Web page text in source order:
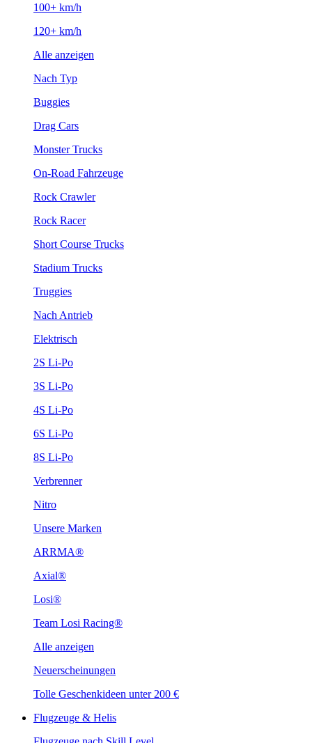
100+ km/h
120+ km/h
Alle anzeigen
Nach Typ
Buggies
Drag Cars
Monster Trucks
On-Road Fahrzeuge
Rock Crawler
Rock Racer
Short Course Trucks
Stadium Trucks
Truggies
Nach Antrieb
Elektrisch
2S Li-Po
3S Li-Po
4S Li-Po
6S Li-Po
8S Li-Po
Verbrenner
Nitro
Unsere Marken
ARRMA®
Axial®
Losi®
Team Losi Racing®
Alle anzeigen
Neuerscheinungen
Tolle Geschenkideen unter 200 €
Flugzeuge & Helis